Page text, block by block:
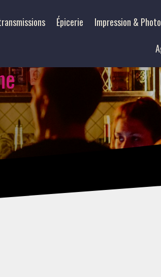
Épicerie Impression &